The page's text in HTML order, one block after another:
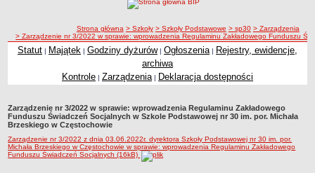
Zespoły Szkół
Techniczne Zakłady Naukowe
PRZEDSZKOLA
ARCHIWUM SZKÓŁ I PLACÓWEK
Zlikwidowane gimnazja
Przekształcone szkoły i placówki
ścieżka nawigacji
Strona główna > Szkoły > Szkoły Podstawowe > sp30 > Zarządzenia
> Zarządzenie nr 3/2022 w sprawie: wprowadzenia Regulaminu Zakładowego Funduszu
Statut | Majątek | Godziny dyżurów| Ogłoszenia | Rejestry, ewidencje,
archiwa
Kontrole | Zarządzenia | Deklaracja dostępności
Zarządzenie nr 3/2022 w sprawie: wprowadzenia Regulaminu Zakładowego
Funduszu Świadczeń Socjalnych w Szkole Podstawowej nr 30 im. por. Michała
Brzeskiego w Częstochowie
Zarządzenie nr 3/2022 z dnia 03.06.2022r. dyrektora Szkoły Podstawowej nr 30 im. por.
Michała Brzeskiego w Częstochowie w sprawie: wprowadzenia Regulaminu Zakładowego
Funduszu Świadczeń Socjalnych (16kB)